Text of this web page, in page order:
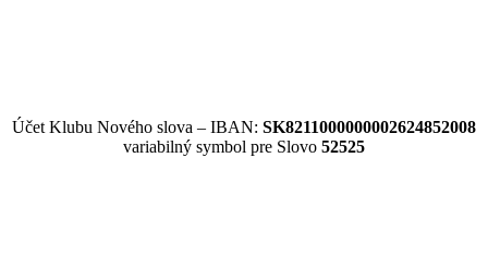
Účet Klubu Nového slova – IBAN: SK8211000000002624852008
variabilný symbol pre Slovo 52525